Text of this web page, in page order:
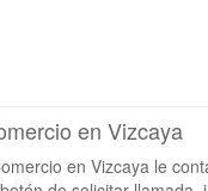
en Vizcaya
en Vizcaya le